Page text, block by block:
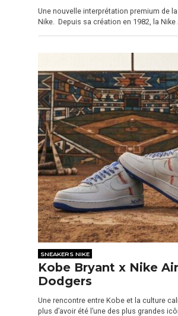
Une nouvelle interprétation premium de
Nike. Depuis sa création en 1982, la Nike
SNEAKERS NIKE
Kobe Bryant x Nike
Dodgers
Une rencontre entre Kobe et la culture
plus d’avoir été l’une des plus grandes